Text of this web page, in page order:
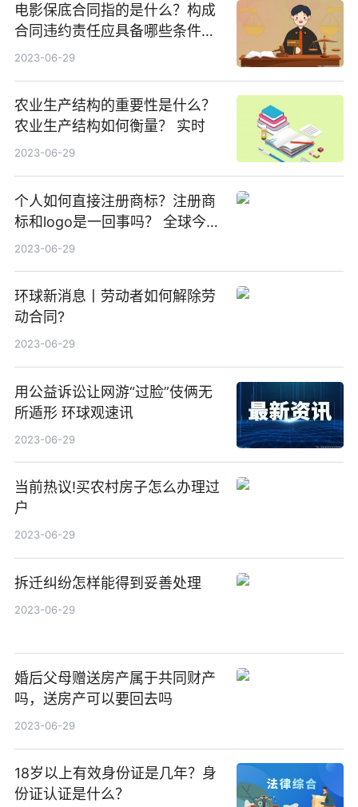
电影保底合同指的是什么？构成
合同违约责任应具备哪些条件？
天天快报
2023-06-29
农业生产结构的重要性是什么？
农业生产结构如何衡量？ 实时
2023-06-29
个人如何直接注册商标？注册商
标和logo是一回事吗？ 全球今头
条
2023-06-29
环球新消息丨劳动者如何解除劳
动合同?
2023-06-29
用公益诉讼让网游“过脸”伎俩无
所遁形 环球观速讯
2023-06-29
当前热议!买农村房子怎么办理过
户
2023-06-29
拆迁纠纷怎样能得到妥善处理
2023-06-29
婚后父母赠送房产属于共同财产
吗，送房产可以要回去吗
2023-06-29
18岁以上有效身份证是几年？身
份证认证是什么？